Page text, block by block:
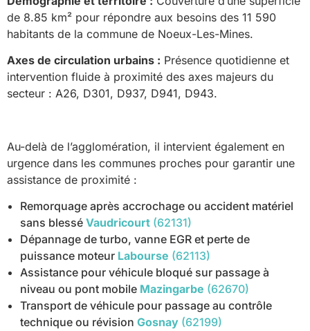
de 8.85 km² pour répondre aux besoins des 11 590
habitants de la commune de Noeux-Les-Mines.
Axes de circulation urbains : Présence quotidienne et
intervention fluide à proximité des axes majeurs du
secteur : A26, D301, D937, D941, D943.
Au-delà de l’agglomération, il intervient également en
urgence dans les communes proches pour garantir une
assistance de proximité :
Remorquage après accrochage ou accident matériel
sans blessé Vaudricourt (62131)
Dépannage de turbo, vanne EGR et perte de
puissance moteur Labourse (62113)
Assistance pour véhicule bloqué sur passage à
niveau ou pont mobile Mazingarbe (62670)
Transport de véhicule pour passage au contrôle
technique ou révision Gosnay (62199)